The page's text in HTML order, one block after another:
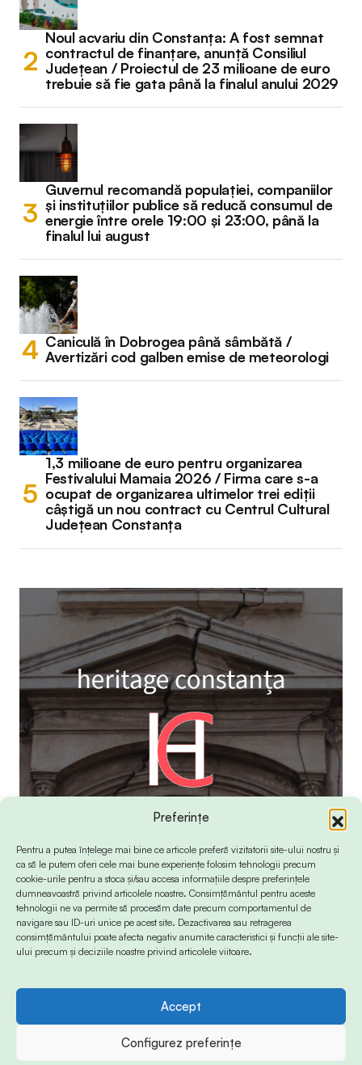
Preferințe
Pentru a putea înțelege mai bine ce articole preferă vizitatorii site-ului nostru și
ca să le putem oferi cele mai bune experiențe folosim tehnologii precum
cookie-urile pentru a stoca și/sau accesa informațiile despre preferințele
dumneavoastră privind articolele noastre. Consimțământul pentru aceste
tehnologii ne va permite să procesăm date precum comportamentul de
navigare sau ID-uri unice pe acest site. Dezactivarea sau retragerea
consimțământului poate afecta negativ anumite caracteristici și funcții ale site-
ului precum și deciziile noastre privind articolele viitoare.
Accept
Configurez preferințe
Noul acvariu din Constanța: A fost semnat
contractul de finanțare, anunță Consiliul
Județean / Proiectul de 23 milioane de euro
trebuie să fie gata până la finalul anului 2029
Guvernul recomandă populației, companiilor
și instituțiilor publice să reducă consumul de
energie între orele 19:00 și 23:00, până la
finalul lui august
Caniculă în Dobrogea până sâmbătă /
Avertizări cod galben emise de meteorologi
1,3 milioane de euro pentru organizarea
Festivalului Mamaia 2026 / Firma care s-a
ocupat de organizarea ultimelor trei ediții
câștigă un nou contract cu Centrul Cultural
Județean Constanța
© 2024 Info-Sud-Est. All Rights Reserved.